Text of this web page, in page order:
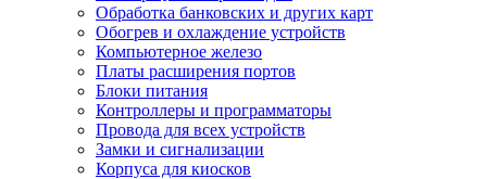
Обработка банковских и других карт
Обогрев и охлаждение устройств
Компьютерное железо
Платы расширения портов
Блоки питания
Контроллеры и программаторы
Провода для всех устройств
Замки и сигнализации
Корпуса для киосков